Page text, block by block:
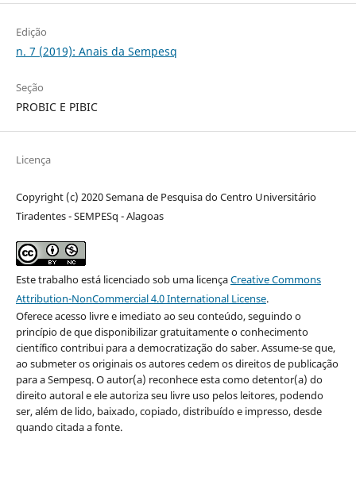
Edição
n. 7 (2019): Anais da Sempesq
Seção
PROBIC E PIBIC
Licença
Copyright (c) 2020 Semana de Pesquisa do Centro Universitário
Tiradentes - SEMPESq - Alagoas
Este trabalho está licenciado sob uma licençaCreative Commons
Attribution-NonCommercial 4.0 International License.
Oferece acesso livre e imediato ao seu conteúdo, seguindo o
princípio de que disponibilizar gratuitamente o conhecimento
científico contribui para a democratização do saber. Assume-se que,
ao submeter os originais os autores cedem os direitos de publicação
para a Sempesq. O autor(a) reconhece esta como detentor(a) do
direito autoral e ele autoriza seu livre uso pelos leitores, podendo
ser, além de lido, baixado, copiado, distribuído e impresso, desde
quando citada a fonte.